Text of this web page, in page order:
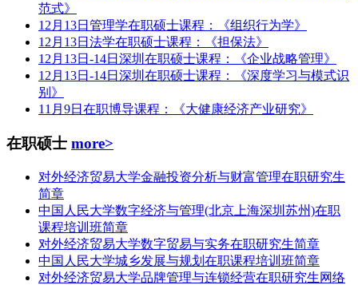
范式》
12月13日管理学在职硕士课程：《组织行为学》
12月13日法学在职硕士课程：《担保法》
12月13日-14日深圳在职硕士课程：《企业战略管理》
12月13日-14日深圳在职硕士课程：《深度学习与模式识
别》
11月9日在职博导课程：《大健康经济产业研究》
在职硕士 more>
对外经济贸易大学金融投资分析与财富管理在职研究生
简章
中国人民大学数字经济与管理(北京上海深圳苏州)在职
课程培训班简章
对外经济贸易大学数字贸易与实务在职研究生简章
中国人民大学城乡发展与规划在职课程培训班简章
对外经济贸易大学品牌管理与连锁经营在职研究生网络